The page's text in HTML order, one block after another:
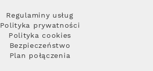
Regulaminy usług
Polityka prywatności
Polityka cookies
Bezpieczeństwo
Plan połączenia